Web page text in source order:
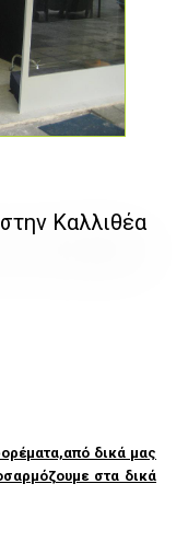
Καλλιθέα
δικά μας
στα δικά